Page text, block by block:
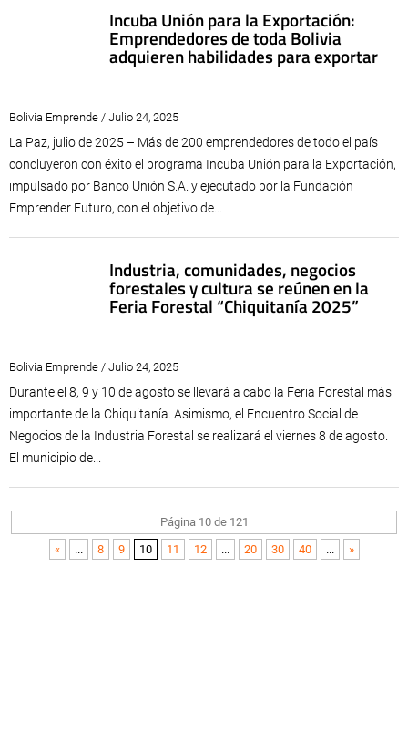
Incuba Unión para la Exportación:
Emprendedores de toda Bolivia
adquieren habilidades para exportar
Bolivia Emprende / Julio 24, 2025
La Paz, julio de 2025 – Más de 200 emprendedores de todo el país
concluyeron con éxito el programa Incuba Unión para la Exportación,
impulsado por Banco Unión S.A. y ejecutado por la Fundación
Emprender Futuro, con el objetivo de...
Industria, comunidades, negocios
forestales y cultura se reúnen en la
Feria Forestal “Chiquitanía 2025”
Bolivia Emprende / Julio 24, 2025
Durante el 8, 9 y 10 de agosto se llevará a cabo la Feria Forestal más
importante de la Chiquitanía. Asimismo, el Encuentro Social de
Negocios de la Industria Forestal se realizará el viernes 8 de agosto.
El municipio de...
Página 10 de 121
«
... 8 9 10 11 12 ... 20 30 40 ... »